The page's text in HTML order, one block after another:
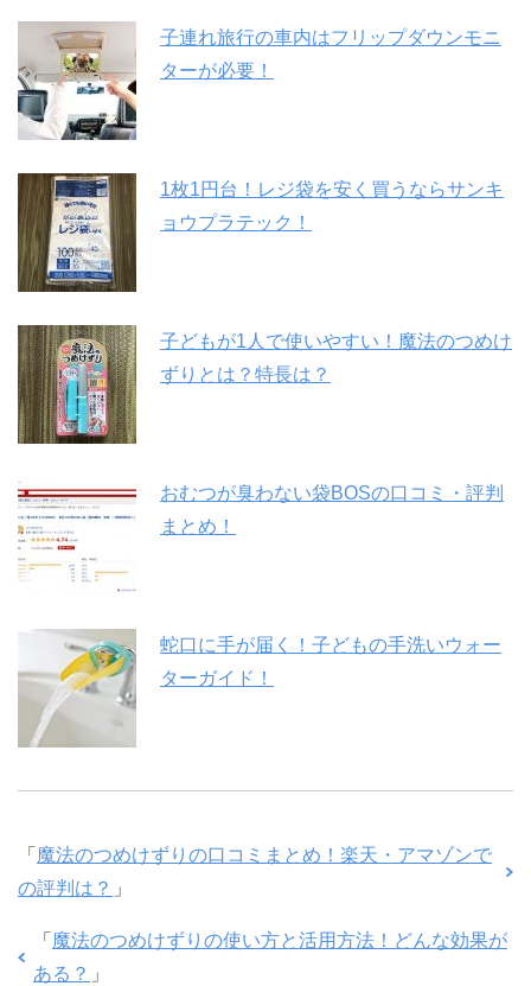
子連れ旅行の車内はフリップダウンモニ
ターが必要！
1枚1円台！レジ袋を安く買うならサンキ
ョウプラテック！
子どもが1人で使いやすい！魔法のつめけ
ずりとは？特長は？
おむつが臭わない袋BOSの口コミ・評判
まとめ！
蛇口に手が届く！子どもの手洗いウォー
ターガイド！
「 魔法のつめけずりの口コミまとめ！楽天・アマゾンで
の評判は？ 」
「 魔法のつめけずりの使い方と活用方法！どんな効果が
ある？ 」